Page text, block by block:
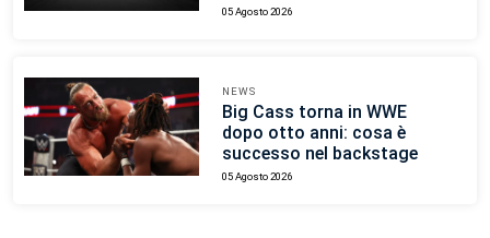
05 Agosto 2026
NEWS
Big Cass torna in WWE
dopo otto anni: cosa è
successo nel backstage
05 Agosto 2026